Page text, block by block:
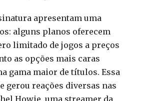
apresentam uma
alguns planos oferecem
limitado de jogos a preços
as opções mais caras
gama maior de títulos. Essa
gerou reações diversas nas